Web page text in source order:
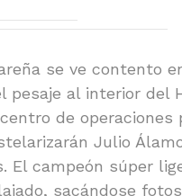
se ve contento
pesaje al interior del
de operaciones
Julio
El campeón súper
sacándose